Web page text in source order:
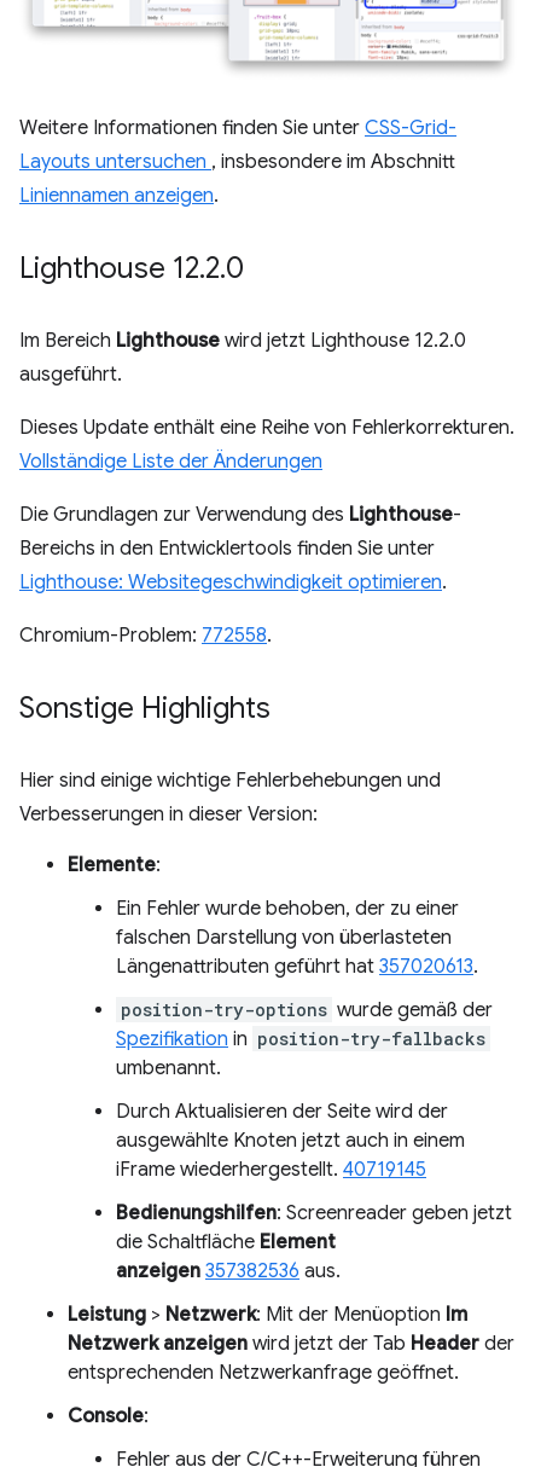
Weitere Informationen finden Sie unter CSS-Grid-
Layouts untersuchen , insbesondere im Abschnitt
Liniennamen anzeigen.
Lighthouse 12.2.0
Im Bereich Lighthouse wird jetzt Lighthouse 12.2.0
ausgeführt.
Dieses Update enthält eine Reihe von Fehlerkorrekturen.
Vollständige Liste der Änderungen
Die Grundlagen zur Verwendung des Lighthouse-
Bereichs in den Entwicklertools finden Sie unter
Lighthouse: Websitegeschwindigkeit optimieren.
Chromium-Problem: 772558.
Sonstige Highlights
Hier sind einige wichtige Fehlerbehebungen und
Verbesserungen in dieser Version:
Elemente:
Ein Fehler wurde behoben, der zu einer
falschen Darstellung von überlasteten
Längenattributen geführt hat 357020613.
position-try-options wurde gemäß der
Spezifikation in position-try-fallbacks
umbenannt.
Durch Aktualisieren der Seite wird der
ausgewählte Knoten jetzt auch in einem
iFrame wiederhergestellt. 40719145
Bedienungshilfen: Screenreader geben jetzt
die Schaltfläche Element
anzeigen 357382536 aus.
Leistung > Netzwerk: Mit der Menüoption Im
Netzwerk anzeigen wird jetzt der Tab Header der
entsprechenden Netzwerkanfrage geöffnet.
Console:
Fehler aus der C/C++-Erweiterung führen